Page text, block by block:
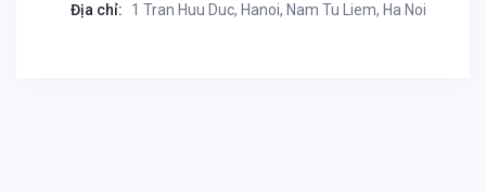
Địa chỉ: 1 Tran Huu Duc, Hanoi, Nam Tu Liem, Ha Noi